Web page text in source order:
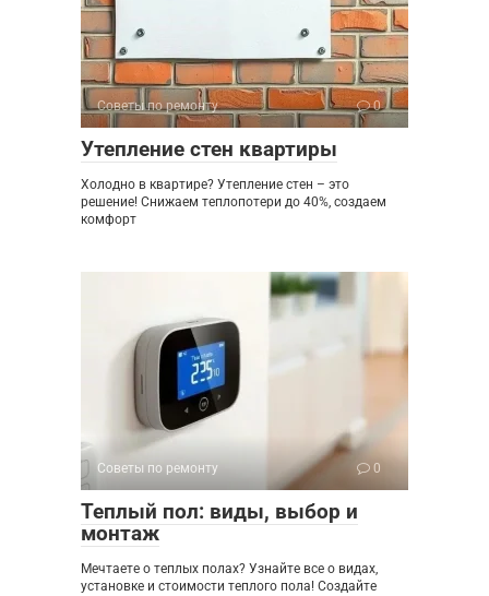
Советы по ремонту 0
Утепление стен квартиры
Холодно в квартире? Утепление стен – это
решение! Снижаем теплопотери до 40%, создаем
комфорт
Советы по ремонту 0
Теплый пол: виды, выбор и
монтаж
Мечтаете о теплых полах? Узнайте все о видах,
установке и стоимости теплого пола! Создайте